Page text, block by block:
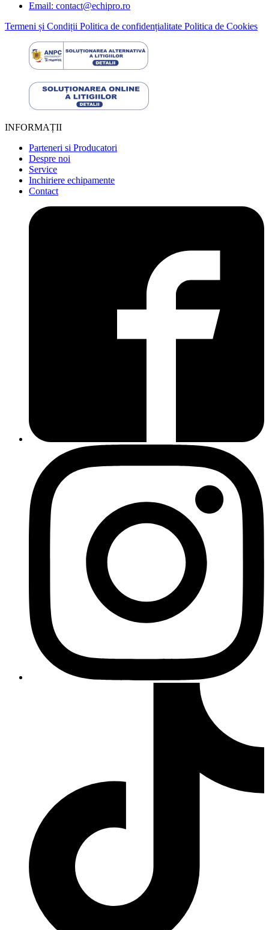
Email: contact@echipro.ro
Termeni și Condiții Politica de confidențialitate Politica de Cookies
INFORMAȚII
Parteneri si Producatori
Despre noi
Service
Inchiriere echipamente
Contact